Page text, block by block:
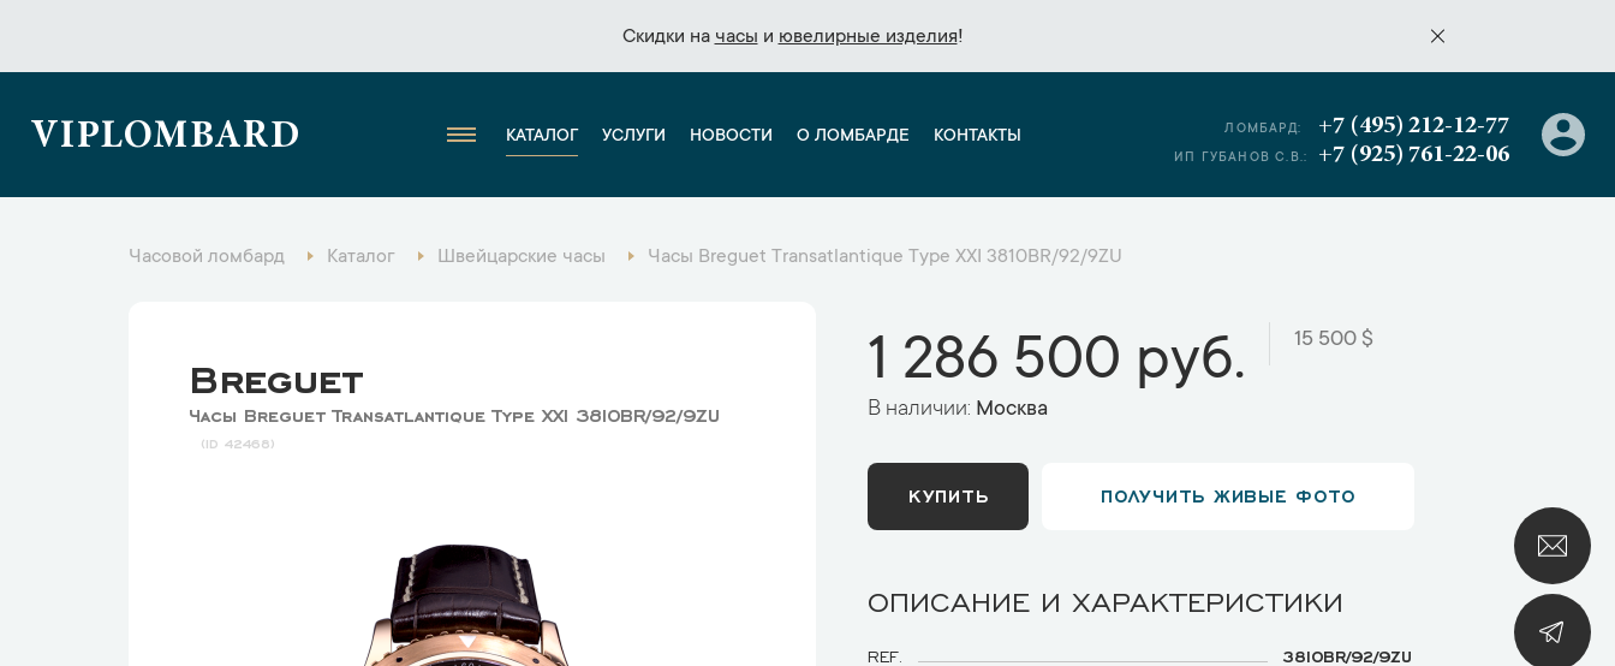
Скидки на часы и ювелирные изделия!
Скидки на часы и ювелирные изделия!
VIPLOMBARD КАТАЛОГ УСЛУГИ НОВОСТИ О ЛОМБАРДЕ КОНТАКТЫ ЛОМБАРД: +7 (495) 212-12-77
ИП ГУБАНОВ С.В.: +7 (925) 761-22-06
Часовой ломбард Каталог Швейцарские часы Часы Breguet Transatlantique Type XXI 3810BR/92/9ZU
Breguet
Часы Breguet Transatlantique Type XXI 3810BR/92/9ZU
42468
1 286 500 руб. 15 500 $
В наличии: Москва
КУПИТЬ ПОЛУЧИТЬ ЖИВЫЕ ФОТО
ОПИСАНИЕ И ХАРАКТЕРИСТИКИ
REF.
3810BR/92/9ZU